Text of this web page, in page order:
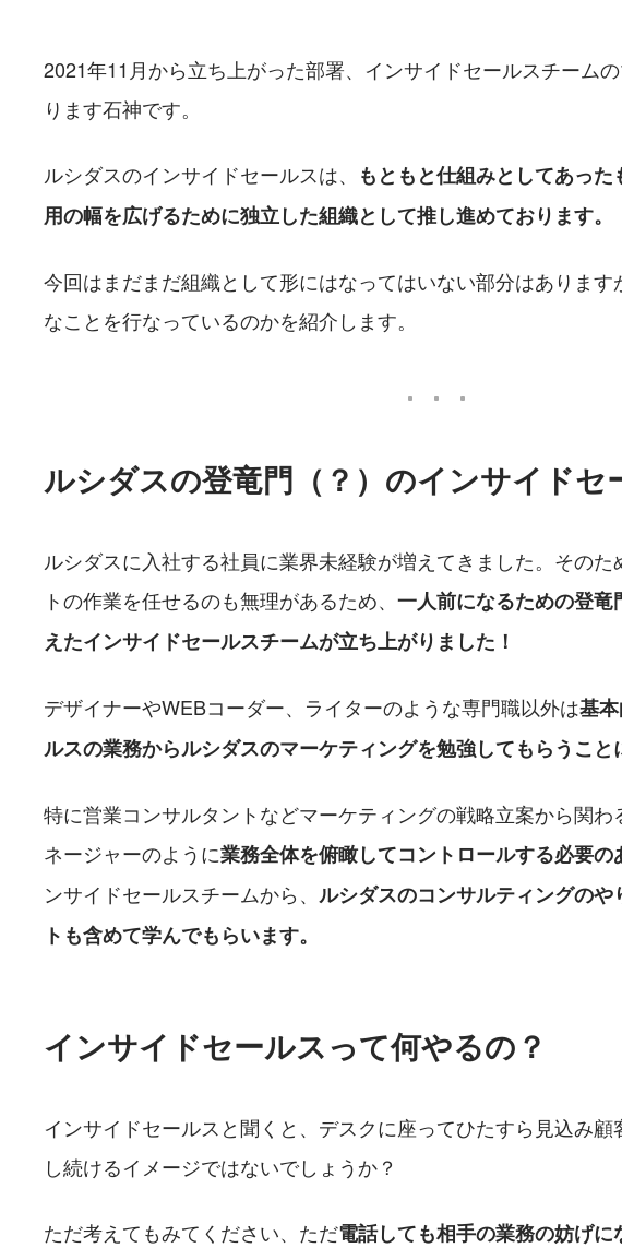
2021年11月から立ち上がった部署、インサイドセールスチーム
ります石神です。
ルシダスのインサイドセールスは、
もともと仕組みとしてあっ
用の幅を広げるために独立した組織として推し進めております。
今回はまだまだ組織として形にはなってはいない部分はありま
なことを行なっているのかを紹介します。
ルシダスの登竜門（？）のインサイドセ
ルシダスに入社する社員に業界未経験が増えてきました。その
トの作業を任せるのも無理があるため、 一人前になるための登
えたインサイドセールスチームが立ち上がりました！
デザイナーやWEBコーダー、ライターのような専門職以外は基
ルスの業務からルシダスのマーケティングを勉強してもらうこと
特に営業コンサルタントなどマーケティングの戦略立案から関
ネージャーのように業務全体を俯瞰してコントロールする必要
ンサイドセールスチームから、 ルシダスのコンサルティングの
トも含めて学んでもらいます。
インサイドセールスって何やるの？
インサイドセールスと聞くと、デスクに座ってひたすら見込み
し続けるイメージではないでしょうか？
ただ考えてもみてください、ただ電話しても相手の業務の妨げに